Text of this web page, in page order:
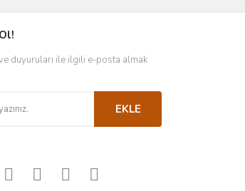
duyuruları ile ilgili e-posta almak
EKLE